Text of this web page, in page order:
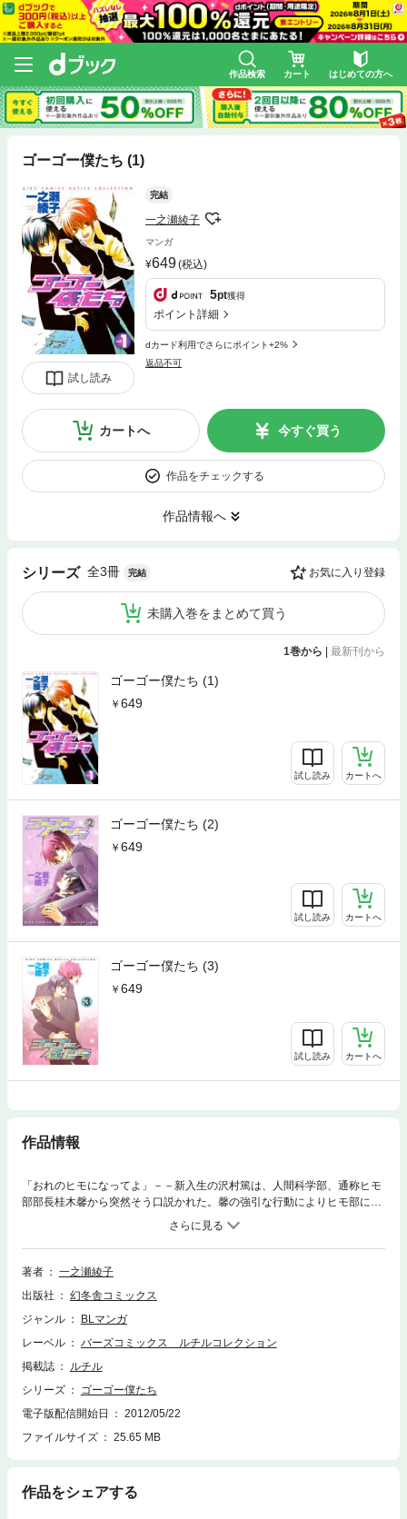
作品検索 カート はじめての方へ
ゴーゴー僕たち (1)
試し読み
完結
一之瀬綾子
マンガ
649(税込)
5pt獲得
ポイント詳細
dカード利用でさらにポイント+2%
返品不可
カートへ 今すぐ買う
作品をチェックする
作品情報へ
シリーズ 全3冊 完結 お気に入り登録
未購入巻をまとめて買う
1巻から | 最新刊から
ゴーゴー僕たち (1)
649
試し読み カートへ
ゴーゴー僕たち (2)
649
試し読み カートへ
ゴーゴー僕たち (3)
649
試し読み カートへ
作品情報
「おれのヒモになってよ」－－新入生の沢村篤は、人間科学部、通称ヒモ
部部長桂木馨から突然そう口説かれた。馨の強引な行動によりヒモ部に入
部してしまった篤……。天然の貢がれ王・馨に振り回される日々が始まっ
著者
一之瀬綾子
出版社
幻冬舎コミックス
ジャンル
BLマンガ
レーベル
バーズコミックス ルチルコレクション
掲載誌
ルチル
シリーズ
ゴーゴー僕たち
電子版配信開始日
2012/05/22
ファイルサイズ
25.65 MB
作品をシェアする